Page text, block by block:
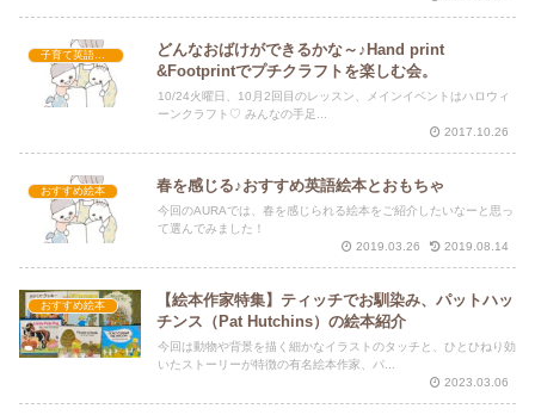
子育て英語講座
どんなおばけができるかな～♪Hand print
&Footprintでプチクラフトを楽しむ会。
10/24火曜日、10月2回目のレッスン、メインイベントはハロウィ
ーンクラフト♡ みんなの手足...
2017.10.26
おすすめ絵本 春を感じる♪おすすめ英語絵本とおもちゃ
今回のAURAでは、春を感じられる絵本をご紹介したいなーと思っ
て選んでみました！
2019.03.26
2019.08.14
おすすめ絵本
【絵本作家特集】ティッチでお馴染み、パットハッ
チンス（Pat Hutchins）の絵本紹介
今回は動物や背景を描く細かなイラストのタッチと、ひとひねり効
いたストーリーが特徴の有名絵本作家、パ...
2023.03.06